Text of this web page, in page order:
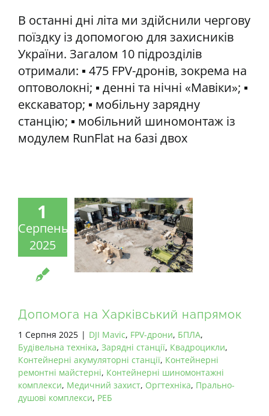
В останні дні літа ми здійснили чергову
поїздку із допомогою для захисників
України. Загалом 10 підрозділів
отримали: ▪️ 475 FPV-дронів, зокрема на
оптоволокні; ▪️ денні та нічні «Мавіки»; ▪️
екскаватор; ▪️ мобільну зарядну
станцію; ▪️ мобільний шиномонтаж із
модулем RunFlat на базі двох
1
Серпень
2025
Допомога на Харківський напрямок
1 Серпня 2025 | DJI Mavic, FPV-дрони, БПЛА,
Будівельна техніка, Зарядні станції, Квадроцикли,
Контейнерні акумуляторні станції, Контейнерні
ремонтні майстерні, Контейнерні шиномонтажні
комплекси, Медичний захист, Оргтехніка, Прально-
душові комплекси, РЕБ